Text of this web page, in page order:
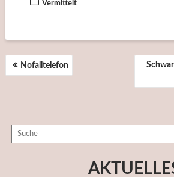
Vermittelt
BEITRAGSNAVIGATION
Nofalltelefon